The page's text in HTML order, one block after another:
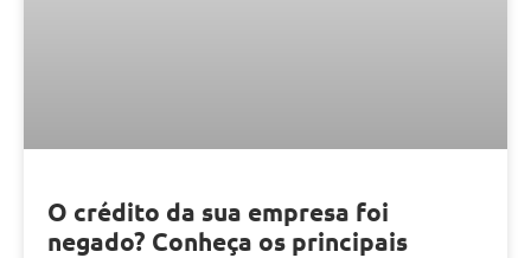
O crédito da sua empresa foi
negado? Conheça os principais